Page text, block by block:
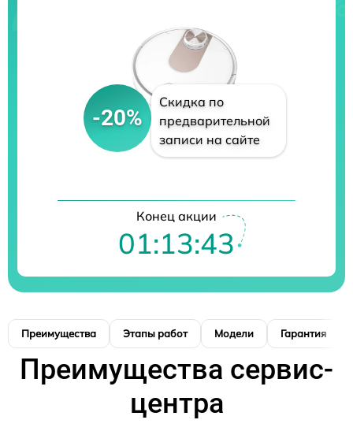
-20%
Скидка по
предварительной
записи на сайте
Конец акции
01:13:42
Преимущества Этапы работ Модели Гарантия
Преимущества сервис-
центра